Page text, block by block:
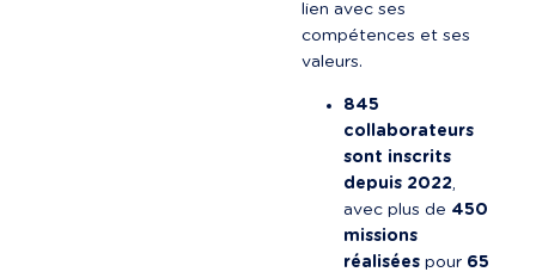
lien avec ses
compétences et ses
valeurs.
845
collaborateurs
sont inscrits
depuis 2022,
avec plus de 450
missions
réalisées pour 65